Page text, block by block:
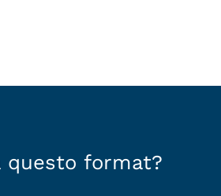
questo format?